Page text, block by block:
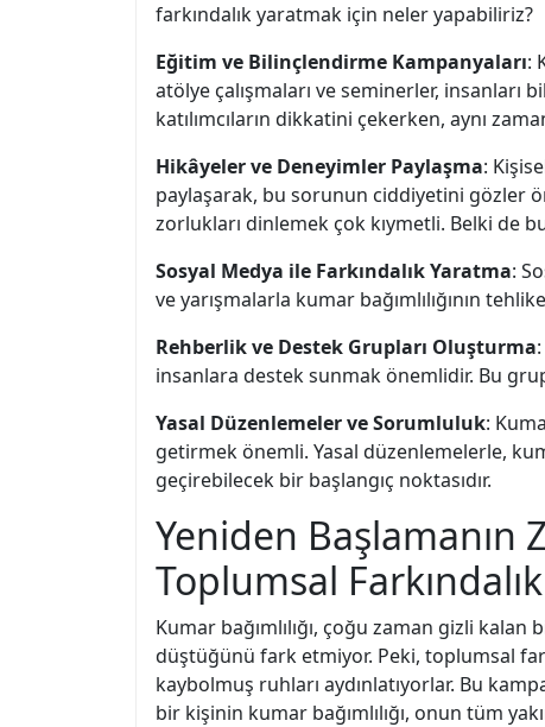
farkındalık yaratmak için neler yapabiliriz?
Eğitim ve Bilinçlendirme Kampanyaları:
atölye çalışmaları ve seminerler,
katılımcıların dikkatini çekerken, aynı
Hikâyeler ve Deneyimler Paylaşma:
paylaşarak, bu sorunun ciddiyetini gözler
zorlukları dinlemek çok kıymetli. Belki de
Sosyal Medya ile Farkındalık Yaratma:
ve yarışmalarla kumar bağımlılığının
Rehberlik ve Destek Grupları Oluşturma
insanlara destek sunmak önemlidir. Bu
Yasal Düzenlemeler ve Sorumluluk:
getirmek önemli. Yasal düzenlemelerle,
geçirebilecek bir başlangıç noktasıdır.
Yeniden Başlamanın
Toplumsal
Kumar bağımlılığı, çoğu zaman gizli
düştüğünü fark etmiyor. Peki, toplumsal
kaybolmuş ruhları aydınlatıyorlar. Bu
bir kişinin kumar bağımlılığı, onun tüm